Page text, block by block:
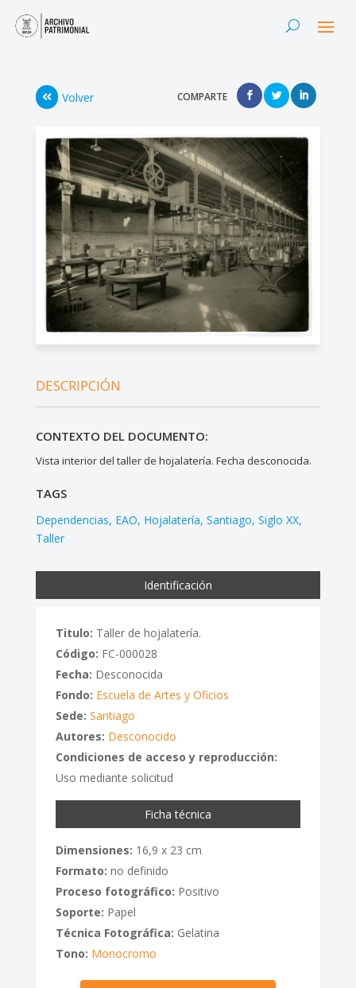
Volver COMPARTE
DESCRIPCIÓN
CONTEXTO DEL DOCUMENTO:
Vista interior del taller de hojalatería. Fecha desconocida.
TAGS
Dependencias EAO Hojalatería Santiago Siglo XX
Taller
Identificación
Titulo: Taller de hojalatería.
Código: FC-000028
Fecha: Desconocida
Fondo: Escuela de Artes y Oficios
Sede: Santiago
Autores: Desconocido
Condiciones de acceso y reproducción:
Uso mediante solicitud
Ficha técnica
Dimensiones: 16,9 x 23 cm
Formato: no definido
Proceso fotográfico: Positivo
Soporte: Papel
Técnica Fotográfica: Gelatina
Tono: Monocromo